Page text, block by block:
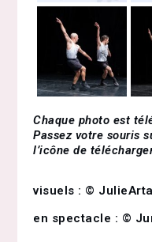
Chaque photo est
Passez votre souris
l’icône de
visuels : ©
en spectacle : ©